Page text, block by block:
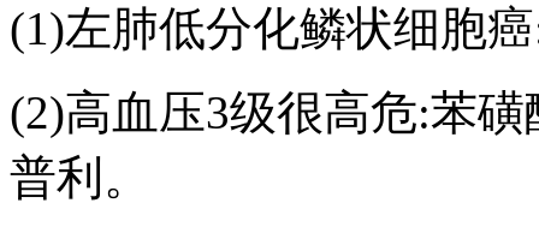
(1)左肺低分化鳞状细胞
(2)高血压3级很高危:苯
普利。